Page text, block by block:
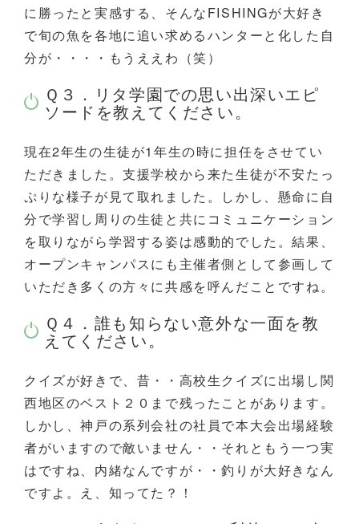
に勝ったと実感する、そんなFISHINGが大好き
で旬の魚を各地に追い求めるハンターと化した自
分が・・・・もうええわ（笑）
Ｑ３．リタ学園での思い出深いエピ
ソードを教えてください。
現在2年生の生徒が1年生の時に担任をさせてい
ただきました。支援学校から来た生徒が不安たっ
ぷりな様子が見て取れました。しかし、懸命に自
分で学習し周りの生徒と共にコミュニケーション
を取りながら学習する姿は感動的でした。結果、
オープンキャンパスにも主催者側として参画して
いただき多くの方々に共感を呼んだことですね。
Ｑ４．誰も知らない意外な一面を教
えてください。
クイズが好きで、昔・・高校生クイズに出場し関
西地区のベスト２０まで残ったことがあります。
しかし、神戸の系列会社の社員で本大会出場経験
者がいますので敵いません・・それともう一つ実
はですね、内緒なんですが・・釣りが大好きなん
ですよ。え、知ってた？！